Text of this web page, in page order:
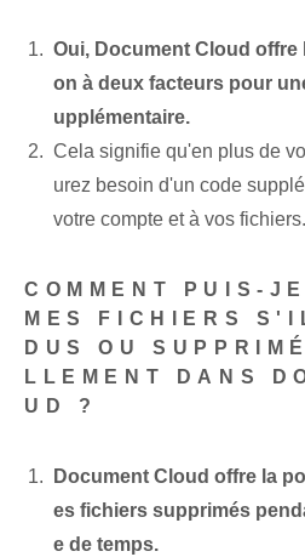
Oui, Document Cloud
on à deux facteurs pour
upplémentaire.
Cela signifie qu'en plus de
urez besoin d'un code
votre compte et à vos fichiers.
COMMENT PUIS-
MES FICHIERS
DUS OU
LLEMENT DANS
UD ?
Document Cloud offre la
es fichiers supprimés
e de temps.